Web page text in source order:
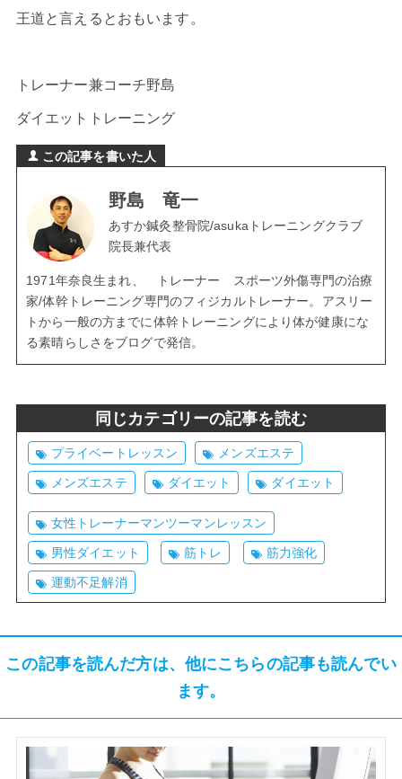
王道と言えるとおもいます。
トレーナー兼コーチ野島
ダイエットトレーニング
この記事を書いた人
野島 竜一
あすか鍼灸整骨院/asukaトレーニングクラブ
院長兼代表
1971年奈良生まれ、 トレーナー スポーツ外傷専門の治療
家/体幹トレーニング専門のフィジカルトレーナー。アスリー
トから一般の方までに体幹トレーニングにより体が健康にな
る素晴らしさをブログで発信。
同じカテゴリーの記事を読む
プライベートレッスン メンズエステ
メンズエステ ダイエット ダイエット
女性トレーナーマンツーマンレッスン
男性ダイエット 筋トレ 筋力強化
運動不足解消
この記事を読んだ方は、他にこちらの記事も読んでい
ます。